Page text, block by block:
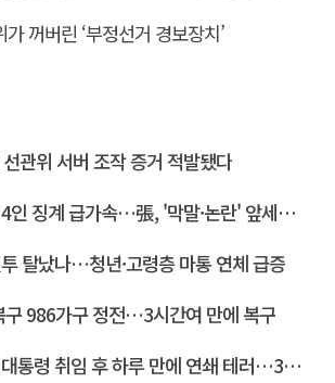
꺼버린 ‘부정선거 경보장치’
관위 서버 조작 증거 적발됐다
징계 급가속…張, '막말·논란' 앞세워 역공
탈났나…청년·고령층 마통 연체 급증
구 986가구 정전…3시간여 만에 복구
령 취임 후 하루 만에 연쇄 테러…3명 사상